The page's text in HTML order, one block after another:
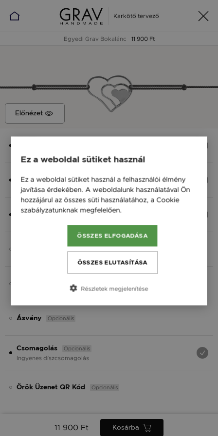
Karkötő tervező
Egyedi Grav Bokalánc 11 900 Ft
Előnézet
Ezüst 925, S - 20 cm
11 900 Ft
Fonal
Opcionális
Opcionális
Ásvány Opcionális
Csomagolás Opcionális
Ingyenes díszcsomagolás
Örök Üzenet QR Kód Opcionális
11 900 Ft Kosárba
Ez a weboldal sütiket használ
Ez a weboldal sütiket használ a felhasználói élmény
javítása érdekében. A weboldalunk használatával Ön
hozzájárul az összes süti használatához, a Cookie
szabályzatunknak megfelelően.
ÖSSZES ELFOGADÁSA
ÖSSZES ELUTASÍTÁSA
Részletek megjelenítése